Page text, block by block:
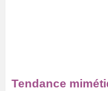
Tendance